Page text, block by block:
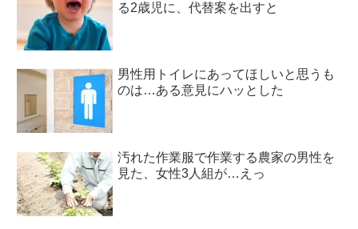
る2歳児に、代替案を出すと
男性用トイレにあってほしいと思うも
のは…ある意見にハッとした
汚れた作業服で作業する農家の男性を
見た、女性3人組が…えっ